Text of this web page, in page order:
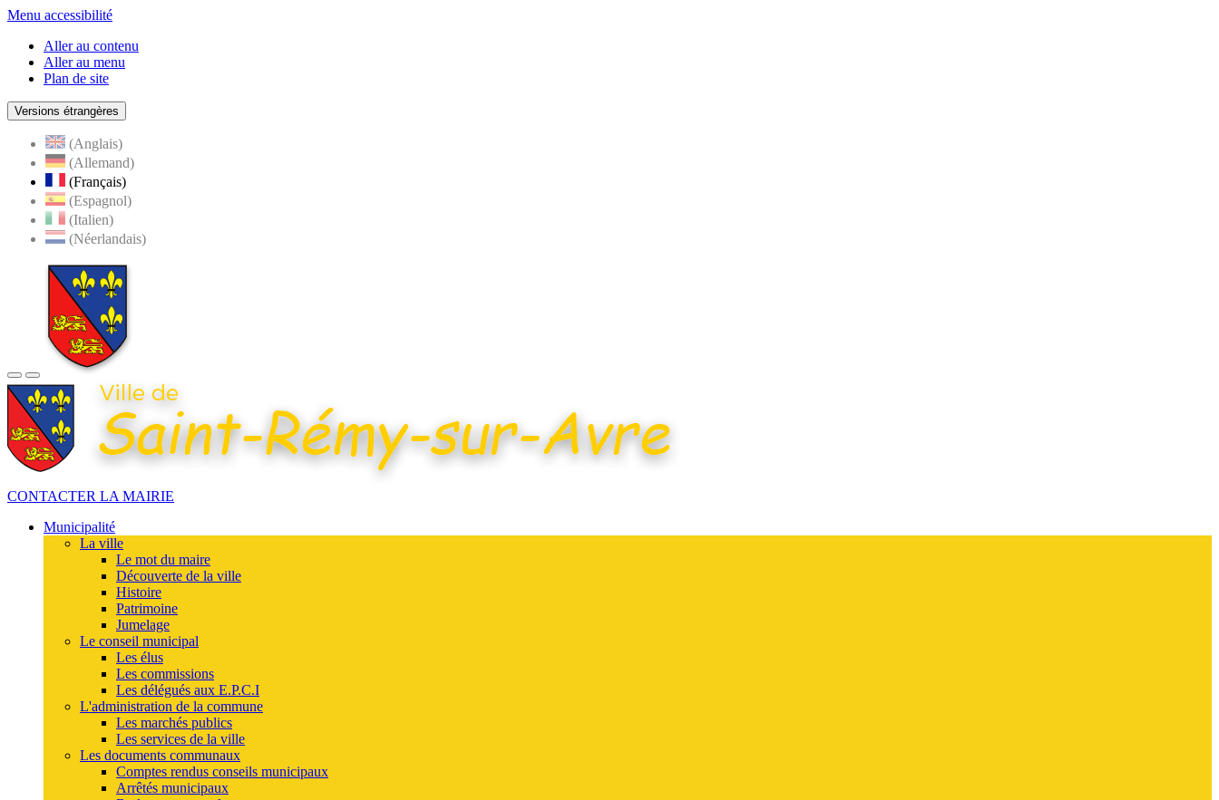
Menu accessibilité
Aller au contenu
Aller au menu
Plan de site
Versions étrangères
(Anglais)
(Allemand)
(Français)
(Espagnol)
(Italien)
(Néerlandais)
CONTACTER LA MAIRIE
Municipalité
La ville
Le mot du maire
Découverte de la ville
Histoire
Patrimoine
Jumelage
Le conseil municipal
Les élus
Les commissions
Les délégués aux E.P.C.I
L'administration de la commune
Les marchés publics
Les services de la ville
Les documents communaux
Comptes rendus conseils municipaux
Arrêtés municipaux